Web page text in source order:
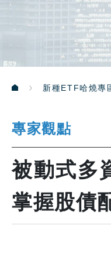
新種ETF哈燒專
專家觀點
被動式多
掌握股債